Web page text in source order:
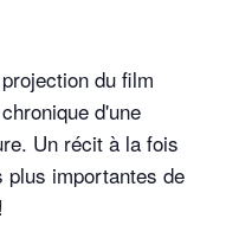
du film
d'une
Un récit à la fois
plus importantes de